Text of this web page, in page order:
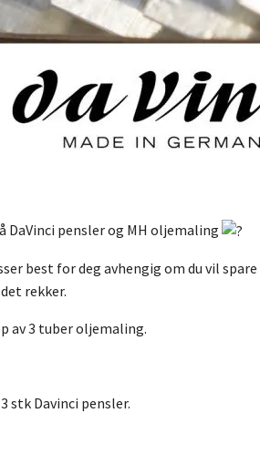
DaVinci pensler og MH oljemaling
best for deg avhengig om du vil
rekker.
av 3 tuber oljemaling.
stk Davinci pensler.